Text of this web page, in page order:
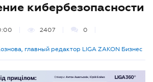
кибербезопасности
2407 0
главный редактор LIGA ZAKON Бизнес